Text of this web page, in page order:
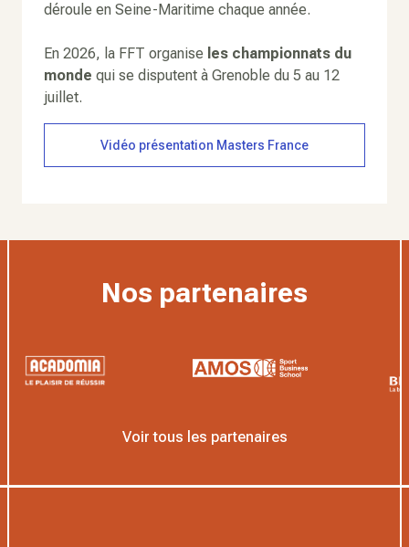
déroule en Seine-Maritime chaque année.
En 2026, la FFT organise les championnats du
monde qui se disputent à Grenoble du 5 au 12
juillet.
Vidéo présentation Masters France
Nos partenaires
Voir tous les partenaires